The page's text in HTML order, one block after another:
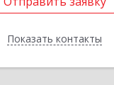
Показать контакты
Назад